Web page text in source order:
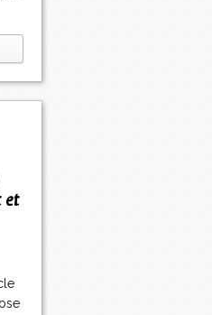
et